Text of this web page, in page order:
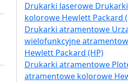
Drukarki laserowe
kolorowe Hewlett Packard
Drukarki atramentowe
wielofunkcyjne
Hewlett Packard (HP)
Drukarki atramentowe
atramentowe kolorowe